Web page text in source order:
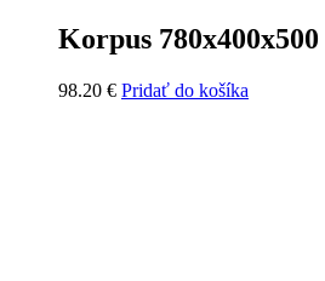
Korpus 780x400x500
98.20 € Pridať do košíka